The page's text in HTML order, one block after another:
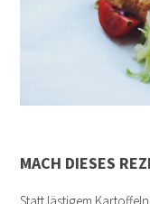
MACH DIESES
Statt lästigem